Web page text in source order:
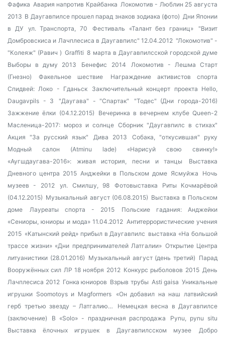
Фафика Авария напротив Крайбанка Локомотив - Люблин 25 августа
2013 В Даугавпилсе прошел парад знаков зодиака (фото) Дни Японии
в ДУ
ул. Транспорта, 70 Фестиваль «Талант без границ»
"Визит
Домбровскиса и Лачплесиса в Даугавпилс" 12.04.2012 "Локомотив" -
"Колеяж" (Равич ) Graffiti 8 марта в Даугавпилсской городской думе
Выборы в думу 2013
Бенефис 2014
Локомотив - Лешма Старт
(Гнезно)
Факельное шествие
Награждение активистов спорта
Спидвей: Локо - Гданьск
Заключительный концерт проекта Hello,
Daugavpils - 3
"Даугава" - "Спартак"
"Тодес" (Дни города-2016)
Зажжение ёлки (04.12.2015)
Вечеринка в вечернем клубе Queen-2
Масленица-2017: мороз и солнце Сборник "Даугавпилс в стихах"
Акция "За русский язык"
Дива 2013
Собака, "откусившая" руку
Модный салон (Atminu lade) «Нарисуй свою свинку!»
«Аугшдаугава-2016»: живая история, песни и танцы
Выставка
Дневного центра 2015 Анджейки в Польском доме Ясмуйжа
Ночь
музеев - 2012
ул. Смилшу, 98
Фотовыставка Риты Кочмарёвой
(04.12.2015) Музыкальный август (06.08.2015) Выставка в Польском
доме
Лауреаты спорта - 2015
Польские гадания: Анджейки
«Сениоры, юниоры и мода» 11.04.2012 Антитеррористические учения
2015 «Катынский рейд» прибыл в Даугавпилс выставка «На большой
трассе жизни» «Дни предпринимателей Латгалии» Открытие Центра
литуанистики (28.01.2016) Музыкальный август (день третий) Парад
Вооружённых сил ЛР 18 ноября 2012 Конкурс рыболовов 2015 День
Лачплесиса 2012 Гонка юниоров Взрыв трубы Asti gaisa Уникальные
игрушки Soomotoys и Magformers
«Он добавил на наш латвийский
герб третью звезду – Латгалию…
Немецкая весна в Даугавпилсе
(заключение)
В «Solo» - праздничная распродажа
Pynu, pynu situ
Выставка ёлочных игрушек в Даугавпилсском музее
Добро